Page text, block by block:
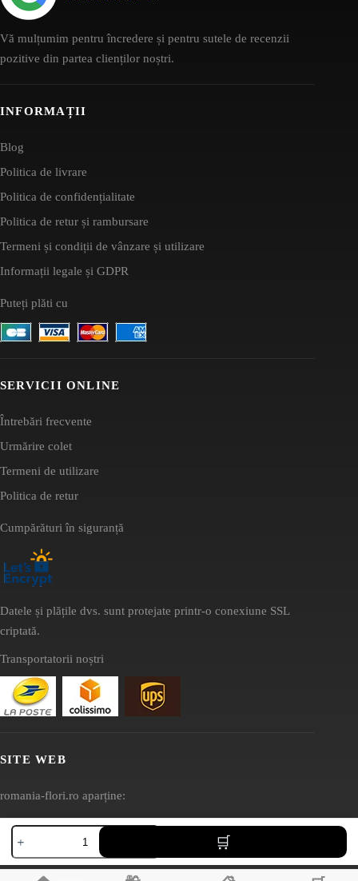
Cantitate
Buchet
Lisabona
Vă mulțumim pentru încredere și pentru sutele de recenzii
pozitive din partea clienților noștri.
INFORMAȚII
Blog
Politica de livrare
Politica de confidențialitate
Politica de retur și rambursare
Termeni și condiții de vânzare și utilizare
Informații legale și GDPR
Puteți plăti cu
SERVICII ONLINE
Întrebări frecvente
Urmărire colet
Termeni de utilizare
Politica de retur
Cumpărături în siguranță
Datele și plățile dvs. sunt protejate printr-o conexiune SSL
criptată.
Transportatorii noștri
SITE WEB
romania-flori.ro aparține:
AV SEO LLC